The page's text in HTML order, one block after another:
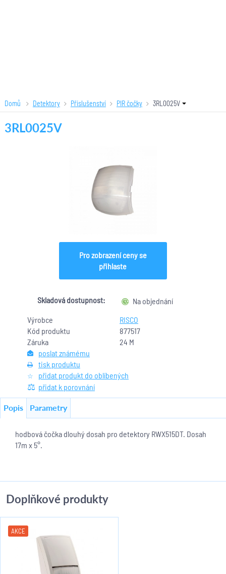
Domů Detektory Příslušenství PIR čočky 3RL0025V
3RL0025V
Výrobce
RISCO
Kód produktu
877517
Záruka
24 M
poslat známému
tisk produktu
přidat produkt do oblíbených
přidat k porovnání
Pro zobrazení ceny se
přihlaste
Skladová dostupnost: Na objednání
Popis Parametry
hodbová čočka dlouhý dosah pro detektory RWX515DT. Dosah
17m x 5°.
Doplňkové produkty
AKCE